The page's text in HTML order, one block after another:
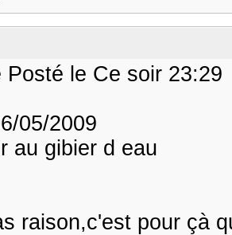
Posté le Ce soir 23:29
05/2009
au gibier d eau
raison,c'est pour çà